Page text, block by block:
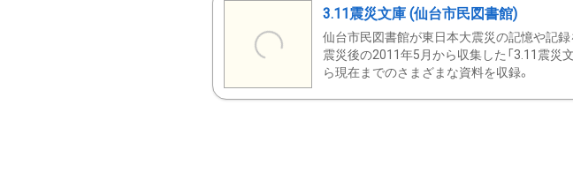
3.11震災文庫 (仙台市民図書館)
仙台市民図書館が東日本大震災の記憶や記録
震災後の2011年5月から収集した「3.11震災
ら現在までのさまざまな資料を収録。